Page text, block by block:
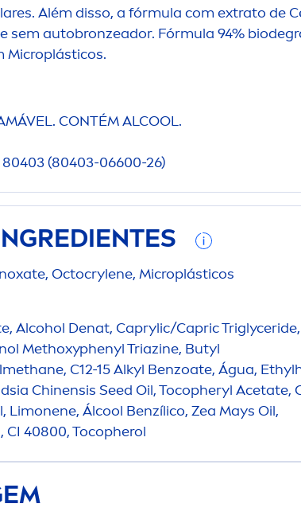
Além disso, a fórmula com extrato de
sem autobronzeador. Fórmula 94%
Microplásticos.
CONTÉM ALCOOL.
(80403-06600-26)
Octocrylene, Microplásticos
Alcohol Denat, Caprylic/Capric
Methoxyphenyl Triazine, Butyl
C12-15 Alkyl Benzoate, Água,
Chinensis Seed Oil, Tocopheryl Acetate,
Limonene, Álcool Benzílico, Zea Mays Oil,
CI 40800, Tocopherol